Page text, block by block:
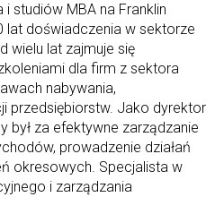
studiów MBA na Franklin
lat doświadczenia w sektorze
wielu lat zajmuje się
dla firm z sektora
nabywania,
przedsiębiorstw. Jako dyrektor
był za efektywne zarządzanie
prowadzenie działań
okresowych. Specjalista w
i zarządzania